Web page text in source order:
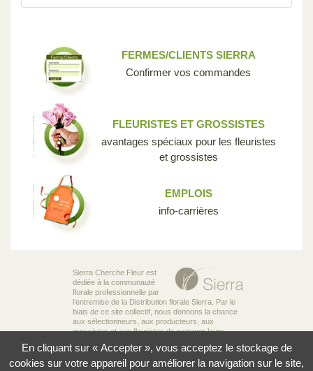
FERMES/CLIENTS SIERRA
Confirmer vos commandes
FLEURISTES ET GROSSISTES
avantages spéciaux pour les fleuristes
et grossistes
EMPLOIS
info-carrières
Sierra Cherche Fleur est
dédiée à la communauté
florale professionnelle par
l’entremise de la Distribution florale Sierra. Par le
biais de ce site collectif, nous donnons la chance
aux sélectionneurs, aux producteurs, aux
grossistes et aux fleuristes de partager leurs
incroyable des fleurs qui rend notre industrie si
unique.
En cliquant sur « Accepter », vous acceptez le stockage de
cookies sur votre appareil pour améliorer la navigation sur le site,